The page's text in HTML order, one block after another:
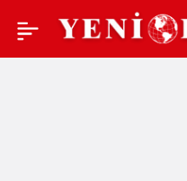
Kurtdere’de Altın